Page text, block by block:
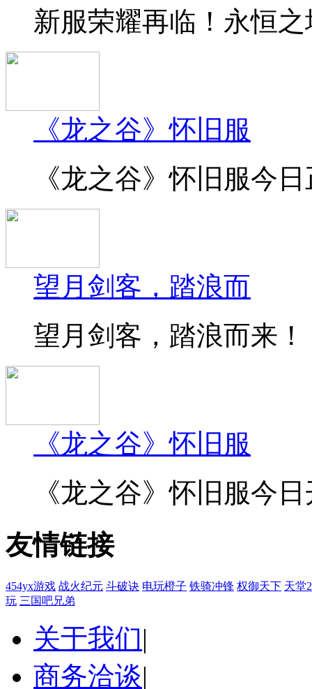
新服荣耀再临！永恒
《龙之谷》怀旧服
《龙之谷》怀旧服今
望月剑客，踏浪而
望月剑客，踏浪而来
《龙之谷》怀旧服
《龙之谷》怀旧服今
友情链接
454yx游戏 战火纪元 斗破诀 电玩橙子 铁骑冲锋 权御天下 天堂
玩 三国吧兄弟
关于我们|
商务洽谈|